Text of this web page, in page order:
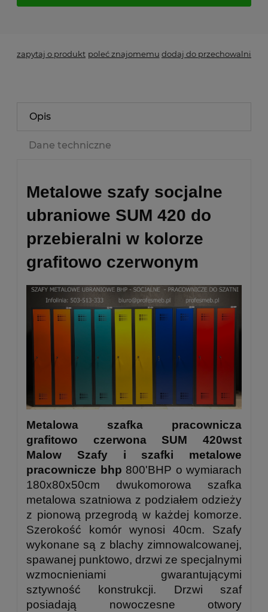
zapytaj o produkt poleć znajomemu dodaj do przechowalni
Opis
Dane techniczne
Metalowe szafy socjalne
ubraniowe SUM 420 do
przebieralni w kolorze
grafitowo czerwonym
Metalowa szafka pracownicza
grafitowo czerwona SUM 420wst
Malow Szafy i szafki metalowe
pracownicze bhp 800'BHP o wymiarach
180x80x50cm dwukomorowa szafka
metalowa szatniowa z podziałem odzieży
z pionową przegrodą w każdej komorze.
Szerokość komór wynosi 40cm. Szafy
wykonane są z blachy zimnowalcowanej,
spawanej punktowo, drzwi ze specjalnymi
wzmocnieniami gwarantującymi
sztywność konstrukcji. Drzwi szaf
posiadają nowoczesne otwory